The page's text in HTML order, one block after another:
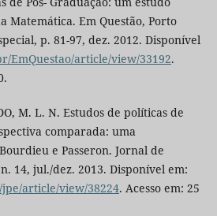
Matemática. Em Questão, Porto
p. 81-97, dez. 2012. Disponível
EmQuestao/article/view/33192.
M. L. N. Estudos de políticas de
comparada: uma
e Passeron. Jornal de
14, jul./dez. 2013. Disponível em:
article/view/38224. Acesso em: 25